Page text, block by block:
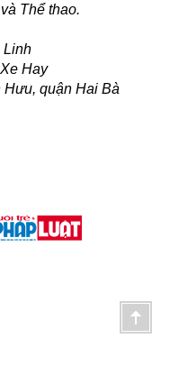
Thể thao.
Linh
Hay
quận Hai Bà